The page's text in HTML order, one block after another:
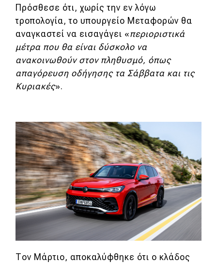
Μεταχειρισμένο
Οδηγός αγοράς
Συμβουλές
Χρηστικά
ΚΤΕΟ
Οδική βοήθεια
eDRIVE
DRIVE USED
Πρόσθεσε ότι, χωρίς την εν λόγω
τροπολογία, το υπουργείο Μεταφορών θα
αναγκαστεί να εισαγάγει «περιοριστικά
μέτρα που θα είναι δύσκολο να
ανακοινωθούν στον πληθυσμό, όπως
απαγόρευση οδήγησης τα Σάββατα και τις
Κυριακές».
Τον Μάρτιο, αποκαλύφθηκε ότι ο κλάδος